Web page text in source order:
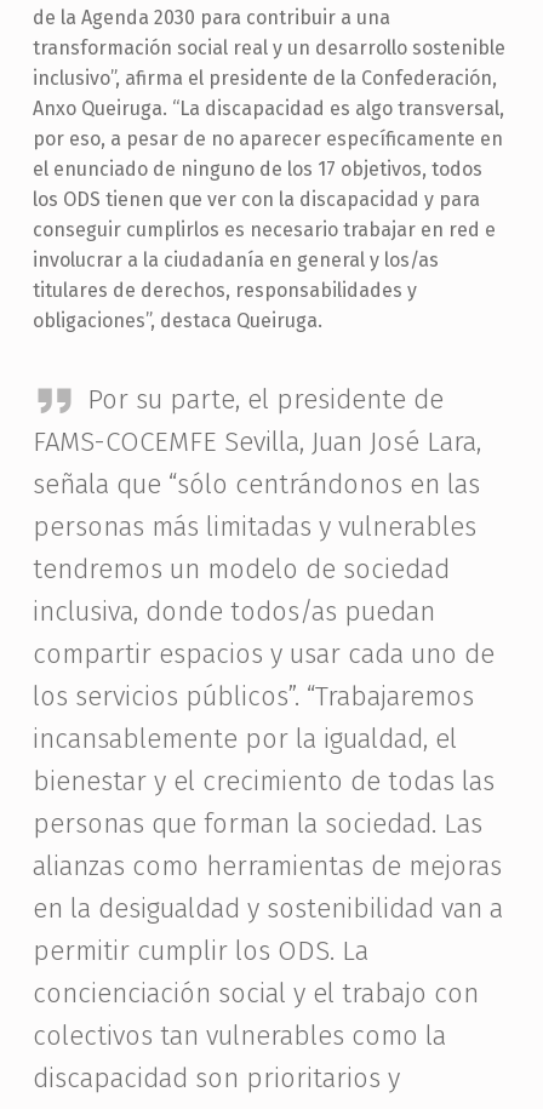
de la Agenda 2030 para contribuir a una
transformación social real y un desarrollo sostenible
inclusivo”, afirma el presidente de la Confederación,
Anxo Queiruga. “La discapacidad es algo transversal,
por eso, a pesar de no aparecer específicamente en
el enunciado de ninguno de los 17 objetivos, todos
los ODS tienen que ver con la discapacidad y para
conseguir cumplirlos es necesario trabajar en red e
involucrar a la ciudadanía en general y los/as
titulares de derechos, responsabilidades y
obligaciones”, destaca Queiruga.
Por su parte, el presidente de
FAMS-COCEMFE Sevilla, Juan José Lara,
señala que “sólo centrándonos en las
personas más limitadas y vulnerables
tendremos un modelo de sociedad
inclusiva, donde todos/as puedan
compartir espacios y usar cada uno de
los servicios públicos”. “Trabajaremos
incansablemente por la igualdad, el
bienestar y el crecimiento de todas las
personas que forman la sociedad. Las
alianzas como herramientas de mejoras
en la desigualdad y sostenibilidad van a
permitir cumplir los ODS. La
concienciación social y el trabajo con
colectivos tan vulnerables como la
discapacidad son prioritarios y